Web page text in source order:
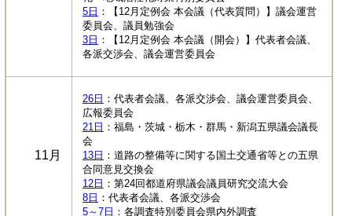
5日 ：【12月定例会 本会議（代表質問）】議会運営
委員会、議員勉強会
3日 ：【12月定例会 本会議（開会）】代表者会議、
各派交渉会、議会運営委員会
11月
26日 ：代表者会議、各派交渉会、議会運営委員会、
広報委員会
21日 ：福島・茨城・栃木・群馬・新潟五県議会議長
会
13日 ：道路の整備等に関する国土交通省等との五県
合同意見交換会
12日 ：第24回都道府県議会議員研究交流大会
8日 ：代表者会議、各派交渉会
5～7日 ：各調査特別委員会県内外調査